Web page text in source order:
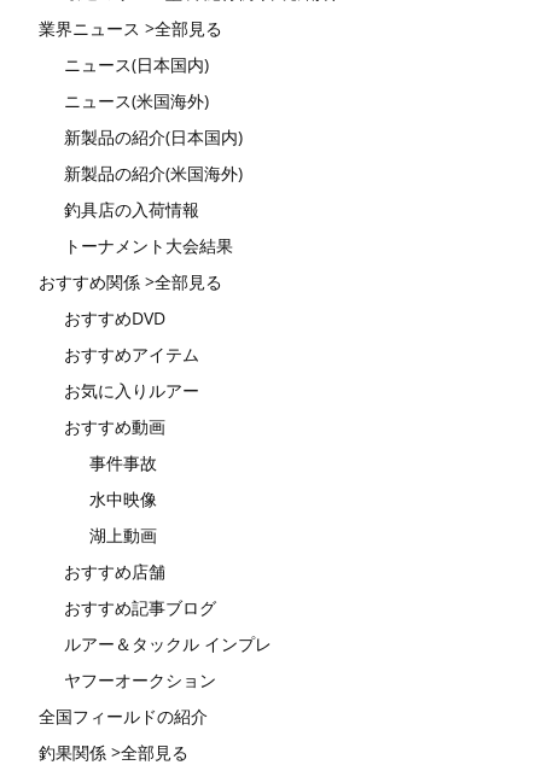
業界ニュース >全部見る
ニュース(日本国内)
ニュース(米国海外)
新製品の紹介(日本国内)
新製品の紹介(米国海外)
釣具店の入荷情報
トーナメント大会結果
おすすめ関係 >全部見る
おすすめDVD
おすすめアイテム
お気に入りルアー
おすすめ動画
事件事故
水中映像
湖上動画
おすすめ店舗
おすすめ記事ブログ
ルアー＆タックル インプレ
ヤフーオークション
全国フィールドの紹介
釣果関係 >全部見る